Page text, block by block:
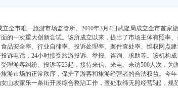
全市唯一旅游市场监管所。2010年3月4日武隆局成立全市首家
的一次重大创新尝试。该所成立以来，提出了市场主体有照率
品安全率、行业自律率、投诉处理率、案件查处率、维权网点
诉电话，24小时接受旅游投诉、举报、咨询、求助等。该机构
受理游客纠纷、投诉等23起，接待来信、来电、来访500人次，
游市场的正常秩序，保护了游客和旅游经营者的合法权益。今
山农家乐一条街开展综合整治工作，查处取缔无照经营5起，规